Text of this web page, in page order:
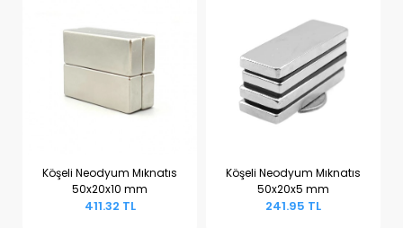
Sepete Ekle
Köşeli Neodyum Mıknatıs
50x20x10 mm
411.32 TL
Sepete Ekle
Köşeli Neodyum Mıknatıs
50x20x5 mm
241.95 TL